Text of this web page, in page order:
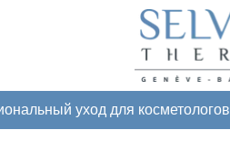
уход для косметологов